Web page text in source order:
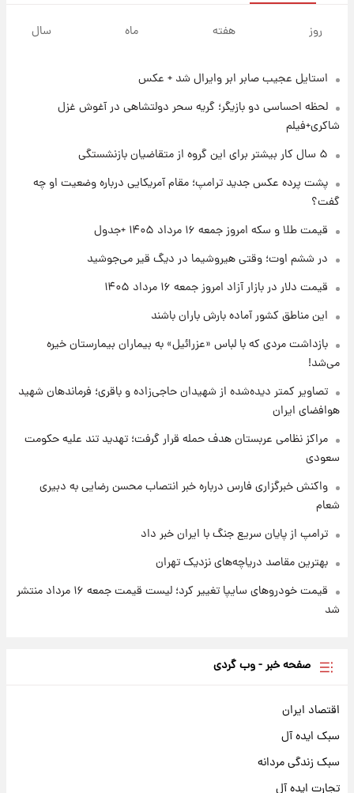
روزها پربارش‌تر خواهند بود؟
۱ روز پیش
شد؛ تیکدری، محبی و سرگیف با اعداد ویژه
۱ روز پیش
شد+فیلم
۱ روز پیش
امروز پنجشنبه ۱۵ مرداد ۱۴۰۵ +جدول
قیمت طلا و سکه امروز پنجشنبه ۱۵ مرداد ۱۴۰۵
شارژ جدید کالابرگ برای سه دهک؛ جزئیات اعلام
روز هفته ماه سال
استایل عجیب صابر ابر وایرال شد + عکس
لحظه احساسی دو بازیگر؛ گریه سحر دولتشاهی در آغوش غزل
شاکری+فیلم
۵ سال کار بیشتر برای این گروه از متقاضیان بازنشستگی
پشت پرده عکس جدید ترامپ؛ مقام آمریکایی درباره وضعیت او چه
گفت؟
قیمت طلا و سکه امروز جمعه ۱۶ مرداد ۱۴۰۵ +جدول
در ششم اوت؛ وقتی هیروشیما در دیگ قیر می‌جوشید
قیمت دلار در بازار آزاد امروز جمعه ۱۶ مرداد ۱۴۰۵
این مناطق کشور آماده بارش باران باشند
بازداشت مردی که با لباس «عزرائیل» به بیماران بیمارستان خیره
می‌شد!
تصاویر کمتر دیده‌شده از شهیدان حاجی‌زاده و باقری؛ فرماندهان شهید
هوافضای ایران
مراکز نظامی عربستان هدف حمله قرار گرفت؛ تهدید تند علیه حکومت
سعودی
واکنش خبرگزاری فارس درباره خبر انتصاب محسن رضایی به دبیری
شعام
ترامپ از پایان سریع جنگ با ایران خبر داد
بهترین مقاصد دریاچه‌های نزدیک تهران
قیمت خودروهای سایپا تغییر کرد؛ لیست قیمت جمعه ۱۶ مرداد منتشر
شد
صفحه خبر - وب گردی
اقتصاد ایران
سبک ایده آل
سبک زندگی مردانه
تجارت ایده آل